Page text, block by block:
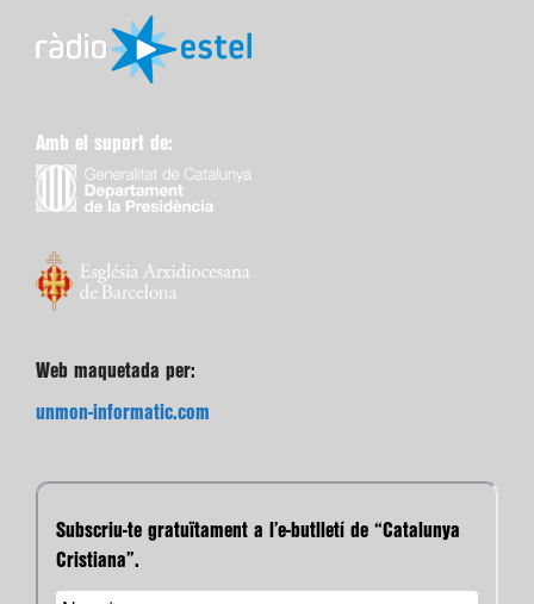
Amb el suport de:
Web maquetada per:
unmon-informatic.com
Subscriu-te gratuïtament a l’e-butlletí de “Catalunya
Cristiana”.